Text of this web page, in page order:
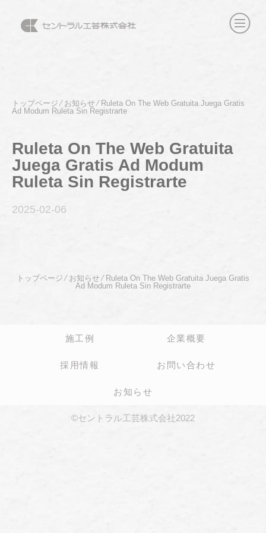
トップページ⁄ お知らせ⁄ Ruleta On The Web Gratuita Juega Gratis
Ad Modum Ruleta Sin Registrarte
Ruleta On The Web Gratuita
Juega Gratis Ad Modum
Ruleta Sin Registrarte
2025-02-06
トップページ ⁄ お知らせ⁄ Ruleta On The Web Gratuita Juega Gratis
Ad Modum Ruleta Sin Registrarte
施工例 企業概要
採用情報 お問い合わせ
お知らせ
©セントラル工芸株式会社2022